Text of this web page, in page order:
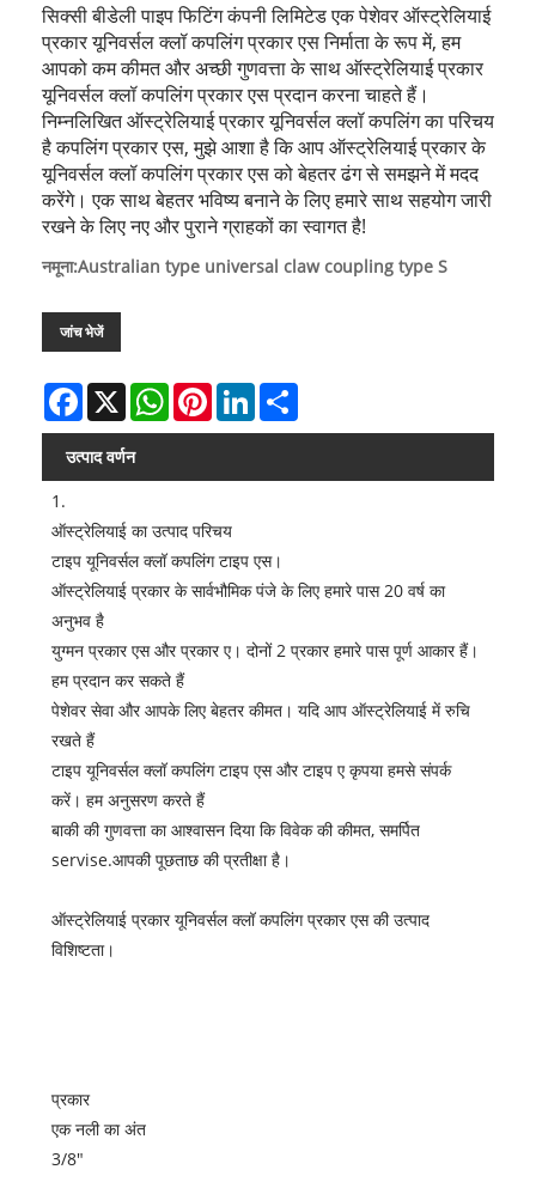
सिक्सी बीडेली पाइप फिटिंग कंपनी लिमिटेड एक पेशेवर ऑस्ट्रेलियाई
प्रकार यूनिवर्सल क्लॉ कपलिंग प्रकार एस निर्माता के रूप में, हम
आपको कम कीमत और अच्छी गुणवत्ता के साथ ऑस्ट्रेलियाई प्रकार
यूनिवर्सल क्लॉ कपलिंग प्रकार एस प्रदान करना चाहते हैं।
निम्नलिखित ऑस्ट्रेलियाई प्रकार यूनिवर्सल क्लॉ कपलिंग का परिचय
है कपलिंग प्रकार एस, मुझे आशा है कि आप ऑस्ट्रेलियाई प्रकार के
यूनिवर्सल क्लॉ कपलिंग प्रकार एस को बेहतर ढंग से समझने में मदद
करेंगे। एक साथ बेहतर भविष्य बनाने के लिए हमारे साथ सहयोग जारी
रखने के लिए नए और पुराने ग्राहकों का स्वागत है!
नमूना:Australian type universal claw coupling type S
जांच भेजें
Facebook
X WhatsAppPinterestLinkedIn
उत्पाद वर्णन
1.
ऑस्ट्रेलियाई का उत्पाद परिचय
टाइप यूनिवर्सल क्लॉ कपलिंग टाइप एस।
ऑस्ट्रेलियाई प्रकार के सार्वभौमिक पंजे के लिए हमारे पास 20 वर्ष का
अनुभव है
युग्मन प्रकार एस और प्रकार ए। दोनों 2 प्रकार हमारे पास पूर्ण आकार हैं।
हम प्रदान कर सकते हैं
पेशेवर सेवा और आपके लिए बेहतर कीमत। यदि आप ऑस्ट्रेलियाई में रुचि
रखते हैं
टाइप यूनिवर्सल क्लॉ कपलिंग टाइप एस और टाइप ए कृपया हमसे संपर्क
करें। हम अनुसरण करते हैं
बाकी की गुणवत्ता का आश्वासन दिया कि विवेक की कीमत, समर्पित
servise.आपकी पूछताछ की प्रतीक्षा है।
ऑस्ट्रेलियाई प्रकार यूनिवर्सल क्लॉ कपलिंग प्रकार एस की उत्पाद
विशिष्टता।
प्रकार
एक नली का अंत
3/8"